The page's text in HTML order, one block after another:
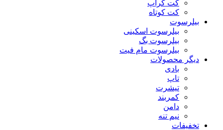
کت کراپ
کت کوتاه
بیلرسوت
بیلرسوت اسکینی
بیلرسوت بگ
بیلرسوت مام فیت
دیگر محصولات
بادی
تاپ
تیشرت
کمربند
دامن
نیم تنه
تخفیفات